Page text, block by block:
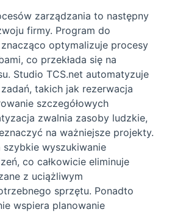
zarządzania to następny
firmy. Program do
optymalizuje procesy
co przekłada się na
Studio TCS.net automatyzuje
takich jak rezerwacja
szczegółowych
zwalnia zasoby ludzkie,
na ważniejsze projekty.
szybkie wyszukiwanie
co całkowicie eliminuje
z uciążliwym
sprzętu. Ponadto
wspiera planowanie